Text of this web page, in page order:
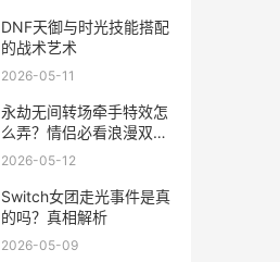
DNF天御与时光技能搭配
的战术艺术
2026-05-11
永劫无间转场牵手特效怎
么弄？情侣必看浪漫双排
指南
2026-05-12
Switch女团走光事件是真
的吗？真相解析
2026-05-09